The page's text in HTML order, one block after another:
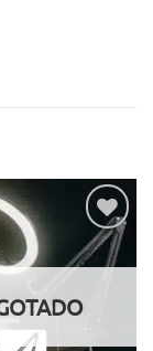
Adicionar
aos meus